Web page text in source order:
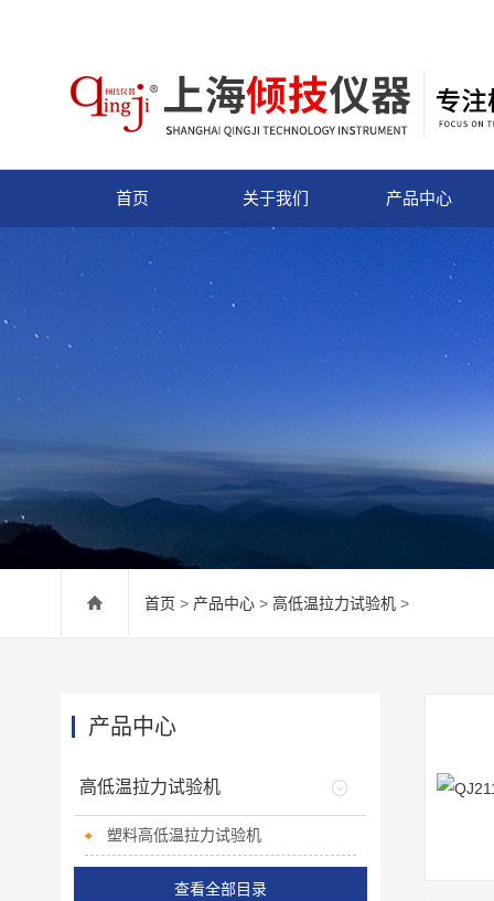
首页 关于我们 产品中心
首页 > 产品中心 > 高低温拉力试验机 >
产品中心
高低温拉力试验机
塑料高低温拉力试验机
查看全部目录